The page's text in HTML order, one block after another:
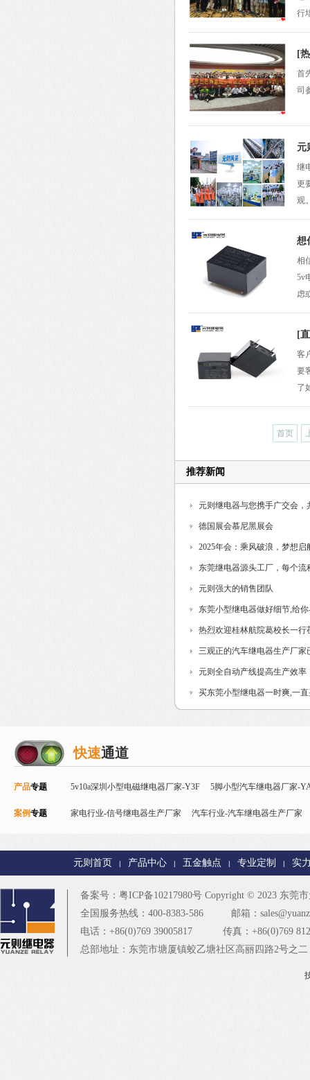
行
[
首
司
元
继
更
观
想
相
5v
虑
[
客
要
了
首页
推荐新闻
元则继电器与您携手广交会，
德国展会慕尼黑展会
2025年会：乘风破浪，梦想启
东莞继电器源头工厂，每个流
制...元则强大的销售团队
东莞小型继电器做好细节,给
热烈欢迎桂林航院葛校长一行
三观正的汽车继电器生产厂家
元则全自动产线提高生产效率
买东莞小型继电器一时爽,一
快速通道
产品专题 5v10a深圳小型电磁继电器厂家-Y3F 5脚小型汽车继电器厂家-
Y32F 磁保持继电器 智能控制继电器-Y90 24v直流信号继电
案例专题 家电行业-信号继电器生产厂家 汽车行业-汽车继电器生产厂家
楼宇安防行业-T90继电器厂家 更多
元则首页 | 产品中心 | 五金触点 | 专业定制 | 实
备案号： 粤ICP备10217980号 Copyright © 2023 东莞
全国服务热线：400-8383-586
邮箱：
电话：+86(0)769 39005817
传真：+86(0)769
总部地址：东莞市塘厦镇蛟乙塘社区高丽四路2号之二